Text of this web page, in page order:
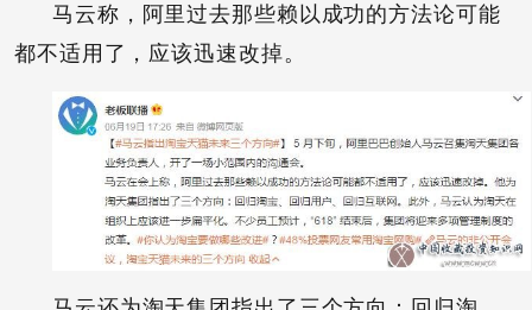
马云称，阿里过去那些赖以成功的方法论可能
都不适用了，应该迅速改掉。